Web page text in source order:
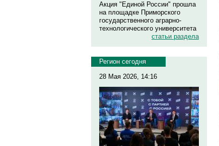
Акция "Единой России" прошла
на площадке Приморского
государственного аграрно-
технологического университета
статьи раздела
Регион сегодня
28 Мая 2026, 14:16